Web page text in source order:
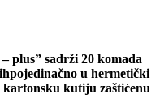
plus” sadrži 20 komada
u hermetički
kartonsku kutiju zaštićenu